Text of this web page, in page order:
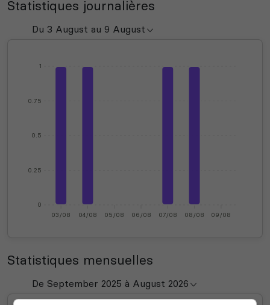
Statistiques journalières
0
0.25
0.5
0.75
1
03/08 04/08 05/08 06/08 07/08 08/08 09/08
Statistiques mensuelles